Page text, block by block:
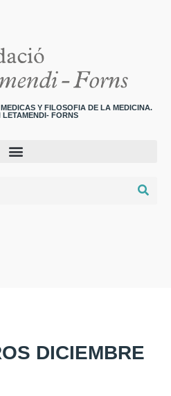
Y FILOSOFIA DE LA MEDICINA.
LETAMENDI- FORNS
DICIEMBRE